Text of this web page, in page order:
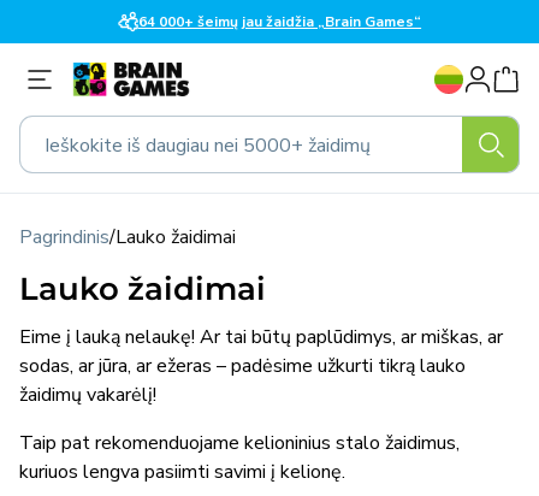
turinį
64 000+ šeimų jau žaidžia „Brain Games“
Ieškokite iš daugiau nei 5000+ žaidimų
K
a
b
Prisijungti
Pagrindinis/Lauko žaidimai
Lauko žaidimai
Eime į lauką nelaukę! Ar tai būtų paplūdimys, ar miškas, ar
sodas, ar jūra, ar ežeras – padėsime užkurti tikrą lauko
žaidimų vakarėlį!
Taip pat rekomenduojame kelioninius stalo žaidimus,
kuriuos lengva pasiimti savimi į kelionę.